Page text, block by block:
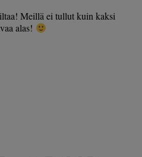
Meillä ei tullut kuin kaksi
alas!